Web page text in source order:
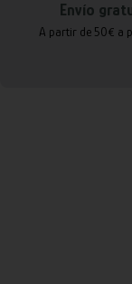
Envío
A partir de 50€ a